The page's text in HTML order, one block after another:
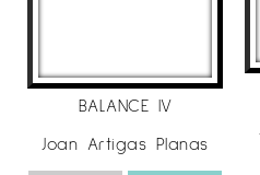
BALANCE IV
Joan Artigas Planas